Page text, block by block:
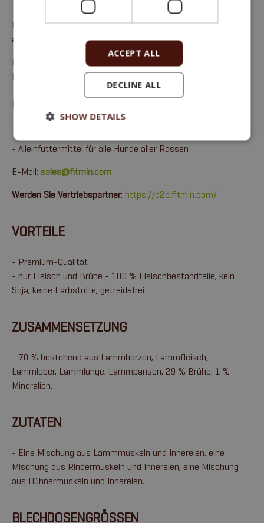
Komplettes Monoprotein-Nassfutter für erwachsene Hunde
aller Rassen
Protein 10,6 %, Fett 6,7 %, Rohasche 2 %, Rohfaser 0,4 %,
Feuchtigkeit 75 %.
FITMIN FOR LIFE – LAMMDOSE
- 400g- oder 800g-Dose
- Alleinfuttermittel für alle Hunde aller Rassen
E-Mail: sales@fitmin.com
Werden Sie Vertriebspartner: https://b2b.fitmin.com/
VORTEILE
- Premium-Qualität
- nur Fleisch und Brühe - 100 % Fleischbestandteile, kein
Soja, keine Farbstoffe, getreidefrei
ZUSAMMENSETZUNG
- 70 % bestehend aus Lammherzen, Lammfleisch,
Lammleber, Lammlunge, Lammpansen, 29 % Brühe, 1 %
Mineralien.
ZUTATEN
- Eine Mischung aus Lammmuskeln und Innereien, eine
Mischung aus Rindermuskeln und Innereien, eine Mischung
aus Hühnermuskeln und Innereien.
BLECHDOSENGRÖSSEN
ACCEPT ALL
DECLINE ALL
SHOW DETAILS